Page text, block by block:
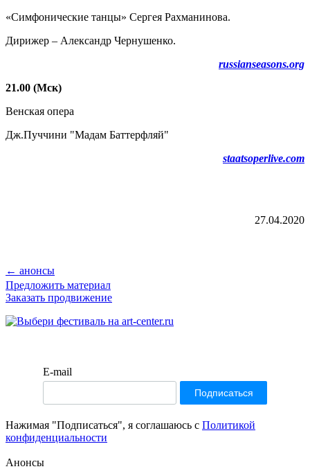
«Симфонические танцы» Сергея Рахманинова.
Дирижер – Александр Чернушенко.
russianseasons.org
21.00 (Мск)
Венская опера
Дж.Пуччини "Мадам Баттерфляй"
staatsoperlive.com
27.04.2020
← анонсы
Предложить материал
Заказать продвижение
E-mail
Нажимая "Подписаться", я соглашаюсь с Политикой
конфиденциальности
Анонсы